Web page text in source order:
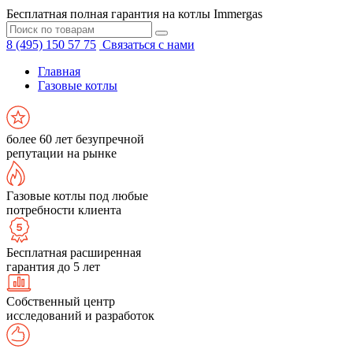
Бесплатная полная гарантия на котлы Immergas
8 (495) 150 57 75 Связаться с нами
Главная
Газовые котлы
более 60 лет безупречной
репутации на рынке
Газовые котлы под любые
потребности клиента
Бесплатная расширенная
гарантия до 5 лет
Собственный центр
исследований и разработок